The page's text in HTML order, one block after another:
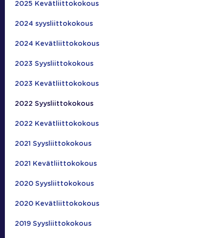
2025 Kevätliittokokous
2024 syysliittokokous
2024 Kevätliittokokous
2023 Syysliittokokous
2023 Kevätliittokokous
2022 Syysliittokokous
2022 Kevätliittokokous
2021 Syysliittokokous
2021 Kevätliittokokous
2020 Syysliittokokous
2020 Kevätliittokokous
2019 Syysliittokokous